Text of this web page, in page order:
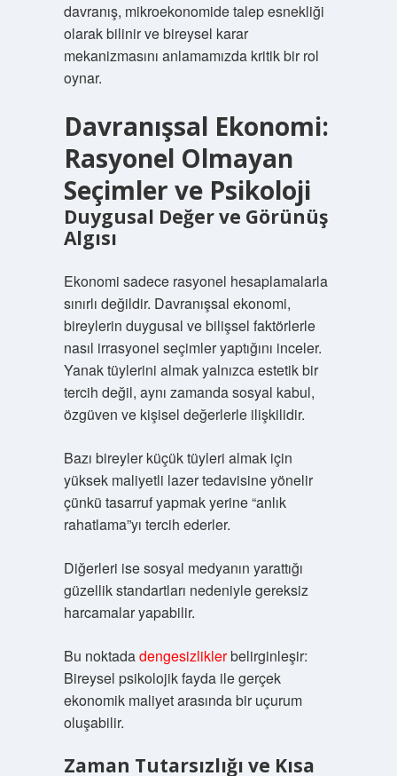
davranış, mikroekonomide talep esnekliği
olarak bilinir ve bireysel karar
mekanizmasını anlamamızda kritik bir rol
oynar.
Davranışsal Ekonomi:
Rasyonel Olmayan
Seçimler ve Psikoloji
Duygusal Değer ve Görünüş
Algısı
Ekonomi sadece rasyonel hesaplamalarla
sınırlı değildir. Davranışsal ekonomi,
bireylerin duygusal ve bilişsel faktörlerle
nasıl irrasyonel seçimler yaptığını inceler.
Yanak tüylerini almak yalnızca estetik bir
tercih değil, aynı zamanda sosyal kabul,
özgüven ve kişisel değerlerle ilişkilidir.
Bazı bireyler küçük tüyleri almak için
yüksek maliyetli lazer tedavisine yönelir
çünkü tasarruf yapmak yerine “anlık
rahatlama”yı tercih ederler.
Diğerleri ise sosyal medyanın yarattığı
güzellik standartları nedeniyle gereksiz
harcamalar yapabilir.
Bu noktadadengesizliklerbelirginleşir:
Bireysel psikolojik fayda ile gerçek
ekonomik maliyet arasında bir uçurum
oluşabilir.
Zaman Tutarsızlığı ve Kısa